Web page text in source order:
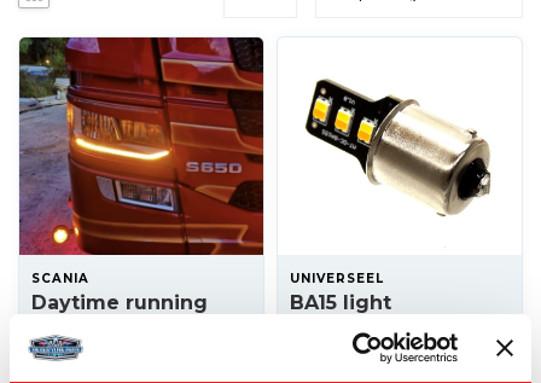
SCANIA
Daytime running
amber/white/flash
UNIVERSEEL
BA15 light